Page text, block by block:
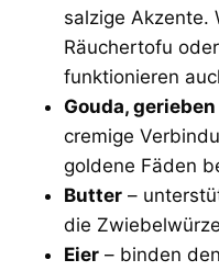
salzige Akzente.
Räuchertofu
funktionieren
Gouda, gerieben
cremige
goldene Fäden
Butter –
die
Eier – binden